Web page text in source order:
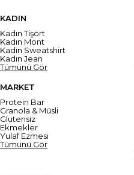
KADIN
Kadın Tişört
Kadın Mont
Kadın Sweatshirt
Kadın Jean
Tümünü Gör
MARKET
Protein Bar
Granola & Müsli
Glutensiz
Ekmekler
Yulaf Ezmesi
Tümünü Gör